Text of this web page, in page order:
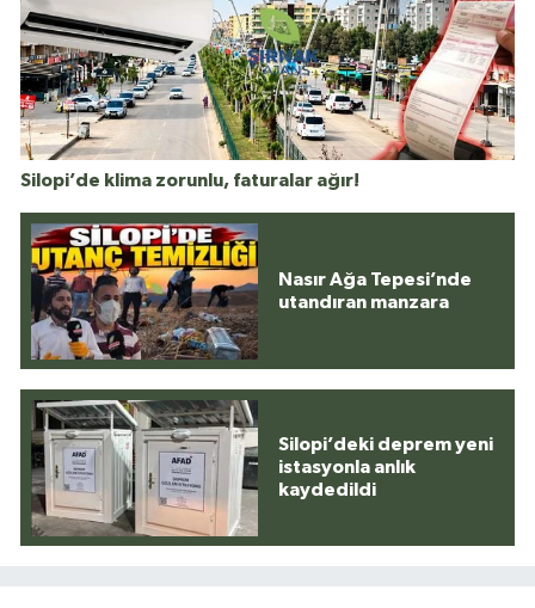
Silopi’de klima zorunlu, faturalar ağır!
Nasır Ağa Tepesi’nde
utandıran manzara
Silopi’deki deprem yeni
istasyonla anlık
kaydedildi